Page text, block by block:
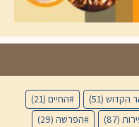
הקדוש (51) החיים (21)
(87) הפרשה (29)